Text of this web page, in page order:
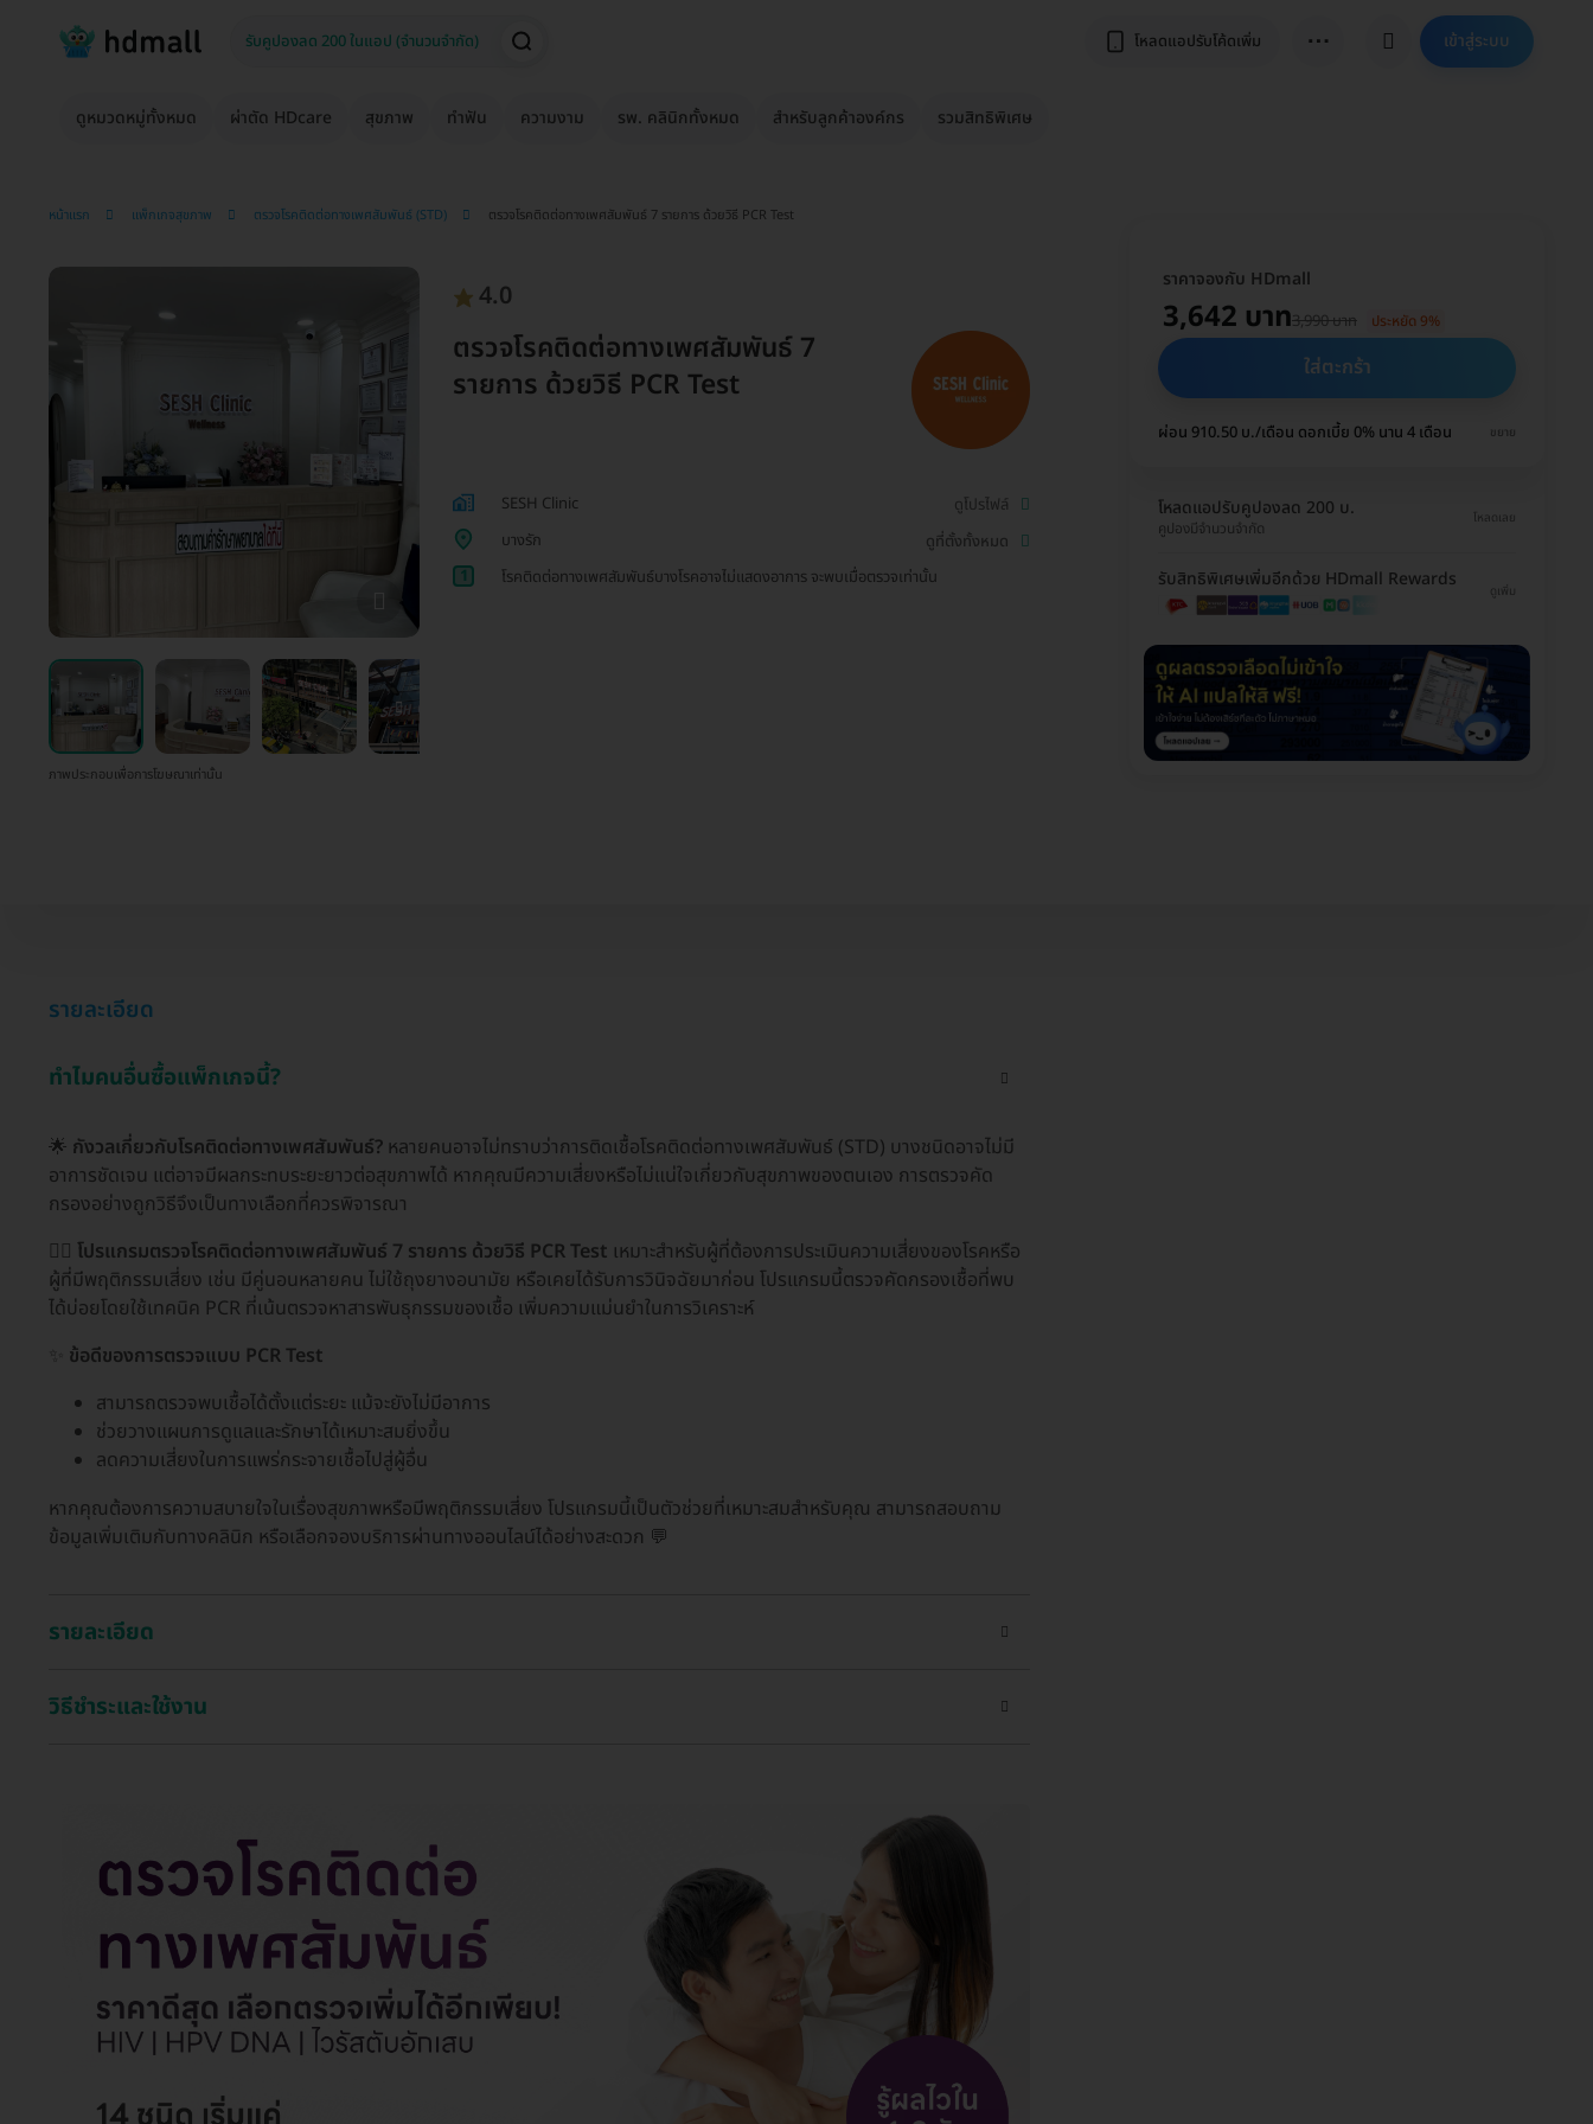
โหลดแอปรับโค้ดเพิ่ม ⋯ เข้าสู่ระบบ
ดูหมวดหมู่ทั้งหมด ผ่าตัด HDcare สุขภาพ ทำฟัน ความงาม รพ. คลินิกทั้งหมด สำหรับลูกค้าองค์กร รวมสิทธิพิเศษ
หน้าแรก แพ็กเกจสุขภาพ ตรวจโรคติดต่อทางเพศสัมพันธ์ (STD) ตรวจโรคติดต่อทางเพศสัมพันธ์ 7 รายการ ด้วยวิธี PCR Test
ภาพประกอบเพื่อการโฆษณาเท่านั้น
4.0
ตรวจโรคติดต่อทางเพศสัมพันธ์ 7
รายการ ด้วยวิธี PCR Test
SESH Clinic
ดูโปรไฟล์
บางรัก
ดูที่ตั้งทั้งหมด
1
โรคติดต่อทางเพศสัมพันธ์บางโรคอาจไม่แสดงอาการ จะพบเมื่อตรวจเท่านั้น
ราคาจองกับ HDmall
3,642 บาท3,990 บาท ประหยัด 9%
ใส่ตะกร้า
ผ่อน 910.50 บ./เดือน ดอกเบี้ย 0% นาน 4 เดือน ขยาย
โหลดแอปรับคูปองลด 200 บ.
คูปองมีจำนวนจำกัด
โหลดเลย
รับสิทธิพิเศษเพิ่มอีกด้วย HDmall Rewards
ดูเพิ่ม
รายละเอียด
ทำไมคนอื่นซื้อแพ็กเกจนี้?
🌟 กังวลเกี่ยวกับโรคติดต่อทางเพศสัมพันธ์? หลายคนอาจไม่ทราบว่าการติดเชื้อโรคติดต่อทางเพศสัมพันธ์ (STD) บางชนิดอาจไม่มี
อาการชัดเจน แต่อาจมีผลกระทบระยะยาวต่อสุขภาพได้ หากคุณมีความเสี่ยงหรือไม่แน่ใจเกี่ยวกับสุขภาพของตนเอง การตรวจคัด
กรองอย่างถูกวิธีจึงเป็นทางเลือกที่ควรพิจารณา
👩‍⚕️ โปรแกรมตรวจโรคติดต่อทางเพศสัมพันธ์ 7 รายการ ด้วยวิธี PCR Test เหมาะสำหรับผู้ที่ต้องการประเมินความเสี่ยงของโรคหรือ
ผู้ที่มีพฤติกรรมเสี่ยง เช่น มีคู่นอนหลายคน ไม่ใช้ถุงยางอนามัย หรือเคยได้รับการวินิจฉัยมาก่อน โปรแกรมนี้ตรวจคัดกรองเชื้อที่พบ
ได้บ่อยโดยใช้เทคนิค PCR ที่เน้นตรวจหาสารพันธุกรรมของเชื้อ เพิ่มความแม่นยำในการวิเคราะห์
ข้อดีของการตรวจแบบ PCR Test
สามารถตรวจพบเชื้อได้ตั้งแต่ระยะ แม้จะยังไม่มีอาการ
ช่วยวางแผนการดูแลและรักษาได้เหมาะสมยิ่งขึ้น
ลดความเสี่ยงในการแพร่กระจายเชื้อไปสู่ผู้อื่น
หากคุณต้องการความสบายใจในเรื่องสุขภาพหรือมีพฤติกรรมเสี่ยง โปรแกรมนี้เป็นตัวช่วยที่เหมาะสมสำหรับคุณ สามารถสอบถาม
ข้อมูลเพิ่มเติมกับทางคลินิก หรือเลือกจองบริการผ่านทางออนไลน์ได้อย่างสะดวก 💬
รายละเอียด
วิธีชำระและใช้งาน